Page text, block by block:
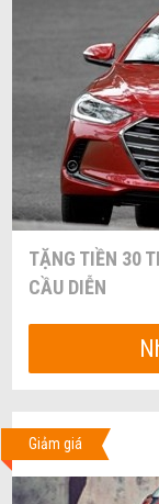
TẶNG TIỀN 30
CẦU DIỄN
Giảm giá